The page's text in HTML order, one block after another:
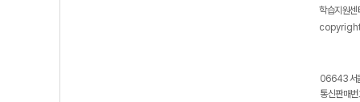
학습지원
06643 서
통신판매